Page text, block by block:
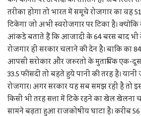
तरीका होगा तो भारत में समूचे रोजगार का वह
टिकेगा जो अभी स्वरोजगार पर टिका है।
आंकडे बताते हैं कि आजादी के 64 बरस बाद
रोजगार ही सरकार चलाने की देन है। बाकि का
आपसी सरोकार और जरुरतो के मुताबिक एक-
33.5 फीसदी तो बहते हुये पानी की तरह है।
रोजगार। अगर सरकार यह सब समझ रही है तो
किसी भी तरह सत्ता में टिके रहने का खेल खेलना
सामने बढ़ता हुआ राजकोषीय घाटा है। करीब